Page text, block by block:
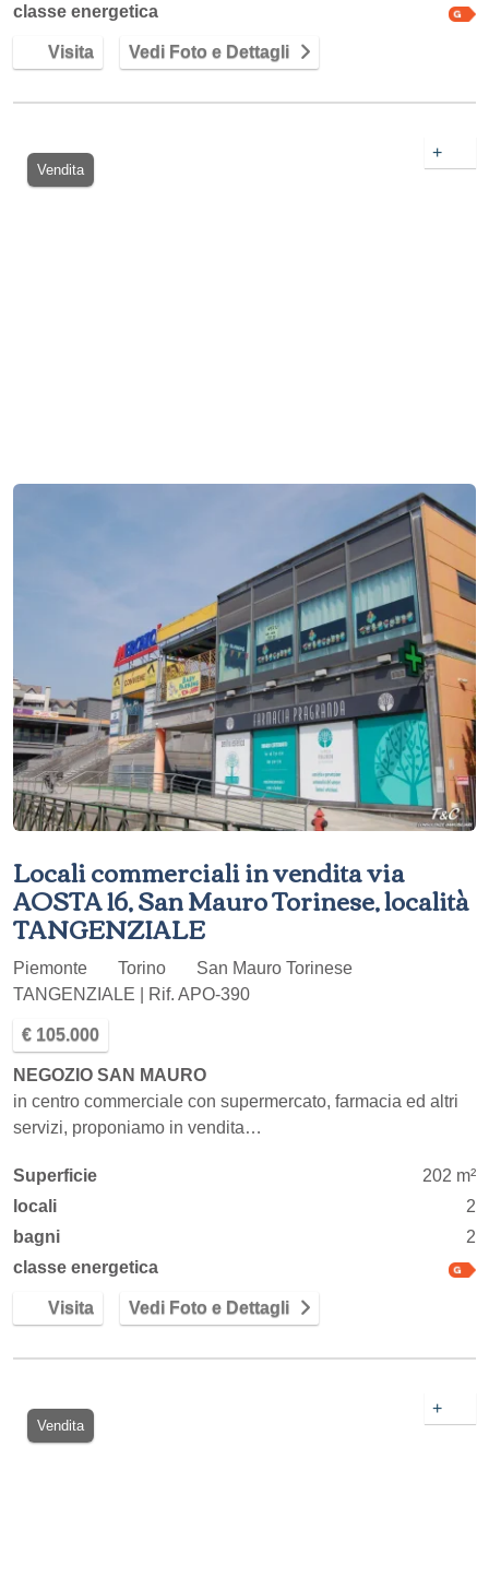
classe energetica
Visita Vedi Foto e Dettagli
Vendita
+
Locali commerciali in vendita via
AOSTA 16, San Mauro Torinese, località
TANGENZIALE
Piemonte Torino
San Mauro Torinese
TANGENZIALE | Rif. APO-390
€ 105.000
NEGOZIO SAN MAURO
in centro commerciale con supermercato, farmacia ed altri
servizi, proponiamo in vendita…
Superficie
202 m²
locali
2
bagni
2
classe energetica
Visita Vedi Foto e Dettagli
Vendita
+